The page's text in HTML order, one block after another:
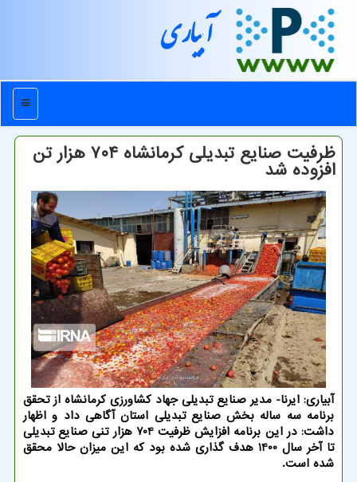
آبیاری
منو
ظرفیت صنایع تبدیلی کرمانشاه ۷۰۴ هزار تن
افزوده شد
آبیاری: ایرنا- مدیر صنایع تبدیلی جهاد کشاورزی کرمانشاه از تحقق
برنامه سه ساله بخش صنایع تبدیلی استان آگاهی داد و اظهار
داشت: در این برنامه افزایش ظرفیت 704 هزار تنی صنایع تبدیلی
تا آخر سال 1400 هدف گذاری شده بود که این میزان حالا محقق
شده است.